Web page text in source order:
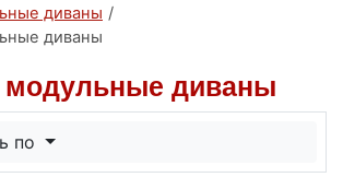
диваны /
диваны
диваны
по